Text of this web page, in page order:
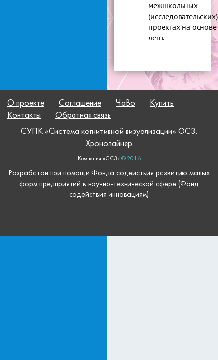
межшкольных
(исследовательских)
проектах на основе
лент.
О проекте Соглашение ЧаВо
Купить
Контакты
Обратная связь
СУПК «Система когнитивной визуализации» OC3.
Хронолайнер
Компания «ОС3»© 2016
Разработан при помощи Фонда содействия развитию малых
форм предприятий в научно-технической сфере (Фонд
содействия инновациям)